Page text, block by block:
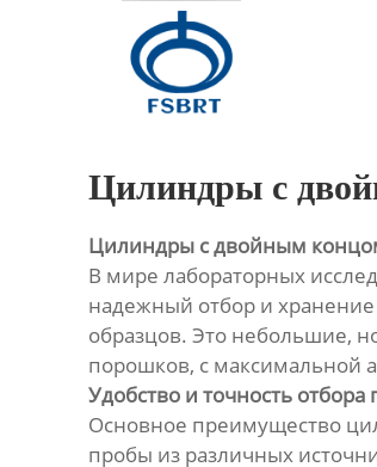
Контакты
Цилиндры с
Цилиндры с двойным
В мире лабораторных
надежный отбор и
образцов. Это небольшие,
порошков, с максимальной
Удобство и точность отбора
Основное преимущество
пробы из различных